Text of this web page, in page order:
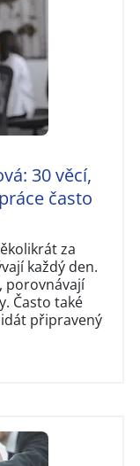
30 věcí,
často
za
každý den.
porovnávají
Často také
připravený